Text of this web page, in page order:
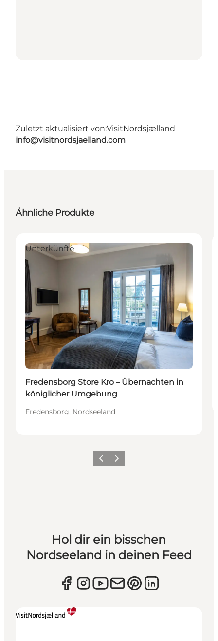
Zuletzt aktualisiert von:VisitNordsjælland
info@visitnordsjaelland.com
Ähnliche Produkte
Unterkünfte
Fredensborg Store Kro – Übernachten in
königlicher Umgebung
Fredensborg, Nordseeland
ZurückWeiter
Hol dir ein bisschen
Nordseeland in deinen Feed